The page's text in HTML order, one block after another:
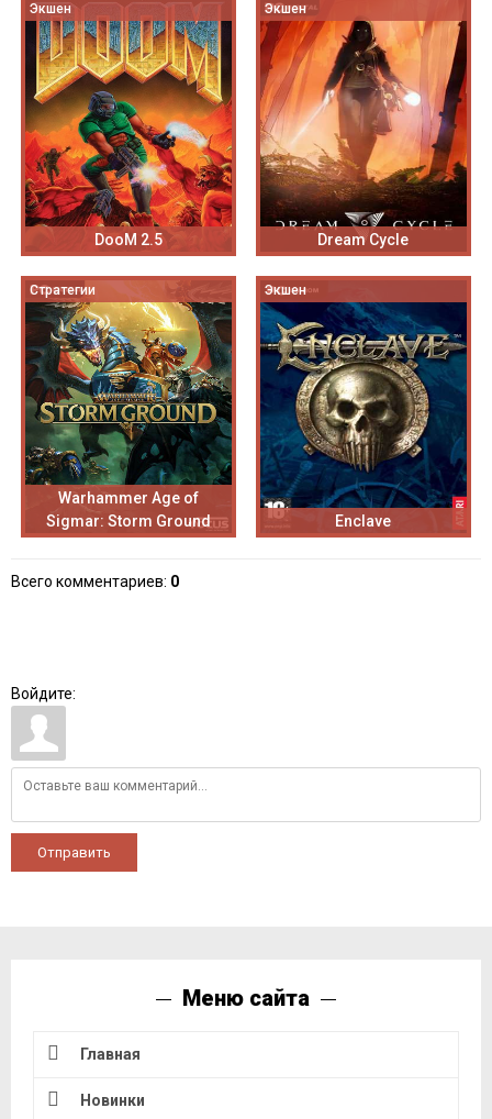
Экшен
DooM 2.5
Экшен
Dream Cycle
Стратегии
Warhammer Age of
Sigmar: Storm Ground
Экшен
Enclave
Всего комментариев: 0
Войдите:
Отправить
Меню сайта
Главная
Новинки